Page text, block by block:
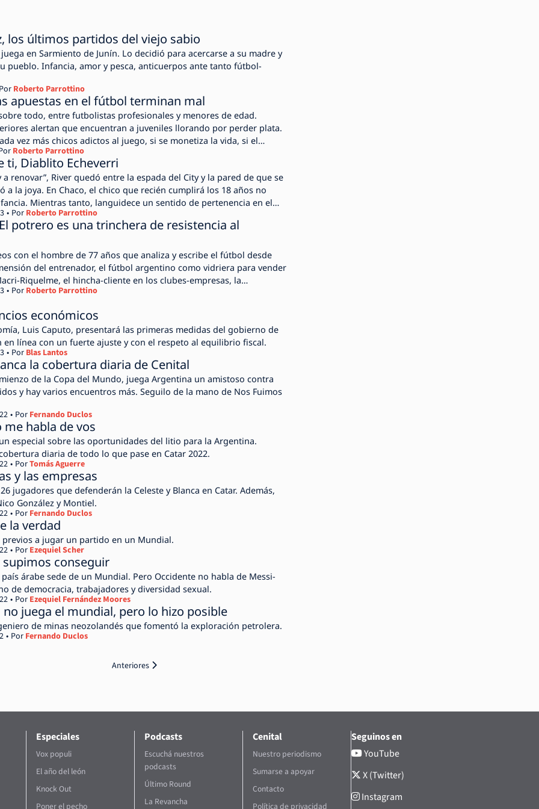
los últimos partidos del viejo sabio
en Sarmiento de Junín. Lo decidió para acercarse a su madre y
pueblo. Infancia, amor y pesca, anticuerpos ante tanto fútbol-
Roberto Parrottino
apuestas en el fútbol terminan mal
todo, entre futbolistas profesionales y menores de edad.
alertan que encuentran a juveniles llorando por perder plata.
vez más chicos adictos al juego, si se monetiza la vida, si el
y es el pulso del “éxito” o del “fracaso”.
Roberto Parrottino
ti, Diablito Echeverri
a renovar”, River quedó entre la espada del City y la pared de que se
a la joya. En Chaco, el chico que recién cumplirá los 18 años no
Mientras tanto, languidece un sentido de pertenencia en el
Por Roberto Parrottino
potrero es una trinchera de resistencia al
con el hombre de 77 años que analiza y escribe el fútbol desde
del entrenador, el fútbol argentino como vidriera para vender
Riquelme, el hincha-cliente en los clubes-empresas, la
futuro del juego está en su pasado, y más.
Por Roberto Parrottino
económicos
Luis Caputo, presentará las primeras medidas del gobierno de
en línea con un fuerte ajuste y con el respeto al equilibrio fiscal.
Por Blas Lantos
la cobertura diaria de Cenital
de la Copa del Mundo, juega Argentina un amistoso contra
y hay varios encuentros más. Seguilo de la mano de Nos Fuimos
Por Fernando Duclos
habla de vos
especial sobre las oportunidades del litio para la Argentina.
diaria de todo lo que pase en Catar 2022.
PorTomás Aguerre
y las empresas
que defenderán la Celeste y Blanca en Catar. Además,
González y Montiel.
Por Fernando Duclos
la verdad
previos a jugar un partido en un Mundial.
Por Ezequiel Scher
conseguir
árabe sede de un Mundial. Pero Occidente no habla de Messi-
de democracia, trabajadores y diversidad sexual.
Por Ezequiel Fernández Moores
no juega el mundial, pero lo hizo posible
de minas neozolandés que fomentó la exploración petrolera.
Por Fernando Duclos
Anteriores
Especiales
Vox populi
El año del león
Knock Out
Poner el pecho
Podcasts
Escuchá nuestros
podcasts
Último Round
La Revancha
Cenital
Nuestro periodismo
Sumarse a apoyar
Contacto
Política de privacidad
Seguinos en
YouTube
X (Twitter)
Instagram